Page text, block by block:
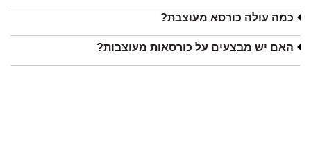
כמה עולה כורסא מעוצבת?
האם יש מבצעים על כורסאות מעוצבות?